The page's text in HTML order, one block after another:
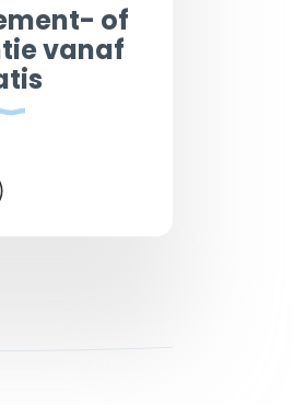
of
vanaf